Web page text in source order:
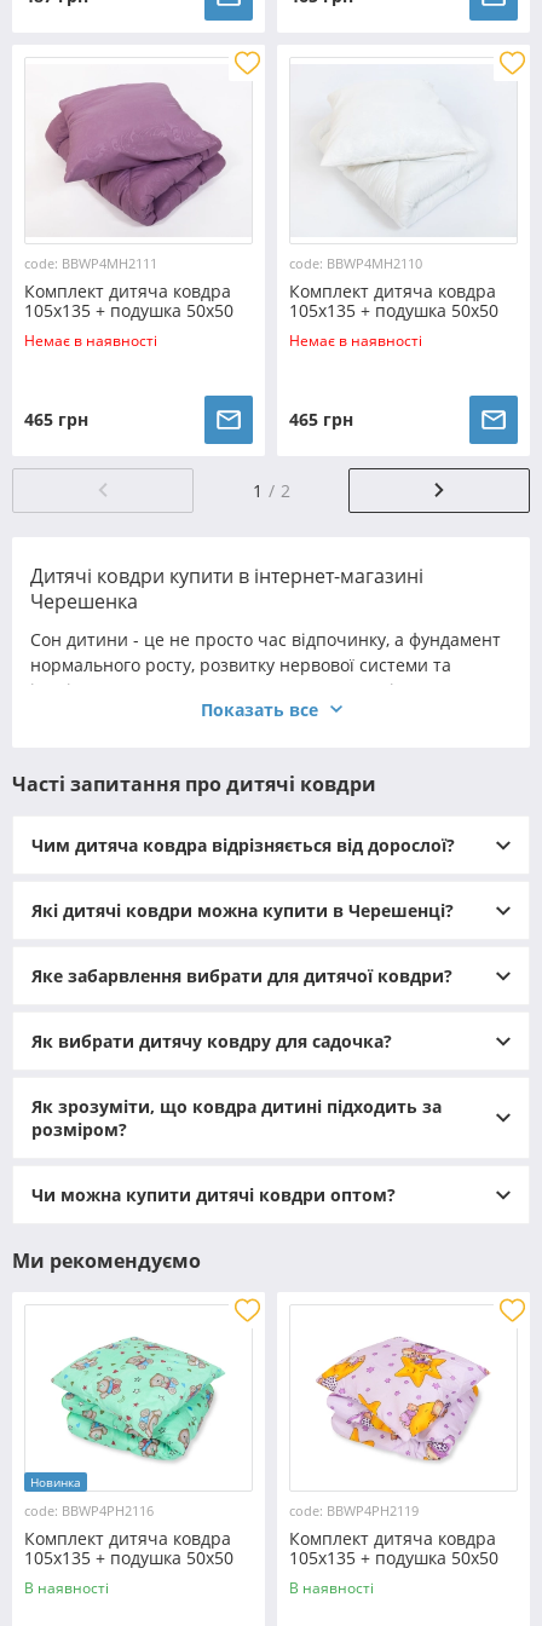
code: BBWP4MH2111
Комплект дитяча ковдра
105x135 + подушка 50x50
(мікрофібра/холлофайбер)
№2111
Немає в наявності
465 грн
code: BBWP4MH2110
Комплект дитяча ковдра
105x135 + подушка 50x50
(мікрофібра/холлофайбер)
№2110
Немає в наявності
465 грн
1 2
Дитячі ковдри купити в інтернет-магазині
Черешенка
Сон дитини - це не просто час відпочинку, а фундамент
нормального росту, розвитку нервової системи та
імунітету. Тому до текстилю для дитячої слід ставитися
не як до «милого аксесуару», а як до важливого елемента
температуру, зменшують ризик перегріву чи
заважають вільним рухам малюка уві сні.
Чому вибір дитячої ковдри такий важливий
У дітей терморегуляція працює інакше, ніж у дорослих:
малюки швидше мерзнуть і так само легко
перегріваються. Особливо це критично, коли ви
обираєте ковдру для новонароджених - тут важливі не
лише тепло й м’якість, а й безпека, гіпоалергенність та
відсутність зайвої ваги на маленькому тілі.
Навіть для підрослих малюків ковдра залишається
Показать все
Часті запитання про дитячі ковдри
Чим дитяча ковдра відрізняється від дорослої?
Які дитячі ковдри можна купити в Черешенці?
Яке забарвлення вибрати для дитячої ковдри?
Як вибрати дитячу ковдру для садочка?
Як зрозуміти, що ковдра дитині підходить за
розміром?
Чи можна купити дитячі ковдри оптом?
Ми рекомендуємо
Новинка
code: BBWP4PH2116
Комплект дитяча ковдра
105x135 + подушка 50x50
№2116
В наявності
code: BBWP4PH2119
Комплект дитяча ковдра
105x135 + подушка 50x50
№2119
В наявності